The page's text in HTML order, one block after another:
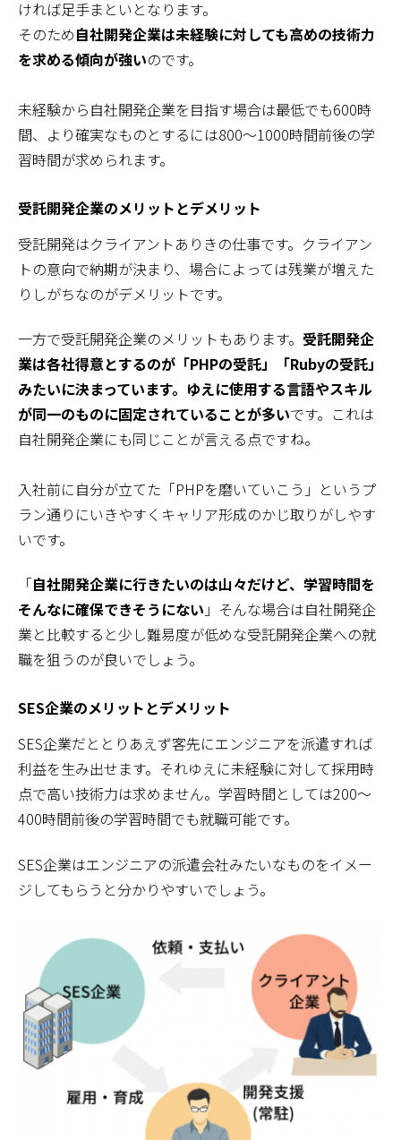
ければ足手まといとなります。
そのため自社開発企業は未経験に対しても高めの技術力
を求める傾向が強いのです。
未経験から自社開発企業を目指す場合は最低でも600時
間、より確実なものとするには800～1000時間前後の学
習時間が求められます。
受託開発企業のメリットとデメリット
受託開発はクライアントありきの仕事です。クライアン
トの意向で納期が決まり、場合によっては残業が増えた
りしがちなのがデメリットです。
一方で受託開発企業のメリットもあります。 受託開発企
業は各社得意とするのが「PHPの受託」「Rubyの受託」
みたいに決まっています。ゆえに使用する言語やスキル
が同一のものに固定されていることが多いです。これは
自社開発企業にも同じことが言える点ですね。
入社前に自分が立てた「PHPを磨いていこう」というプ
ラン通りにいきやすくキャリア形成のかじ取りがしやす
いです。
「自社開発企業に行きたいのは山々だけど、学習時間を
そんなに確保できそうにない 」そんな場合は自社開発企
業と比較すると少し難易度が低めな受託開発企業への就
職を狙うのが良いでしょう。
SES企業のメリットとデメリット
SES企業だととりあえず客先にエンジニアを派遣すれば
利益を生み出せます。それゆえに未経験に対して採用時
点で高い技術力は求めません。学習時間としては200～
400時間前後の学習時間でも就職可能です。
SES企業はエンジニアの派遣会社みたいなものをイメー
ジしてもらうと分かりやすいでしょう。